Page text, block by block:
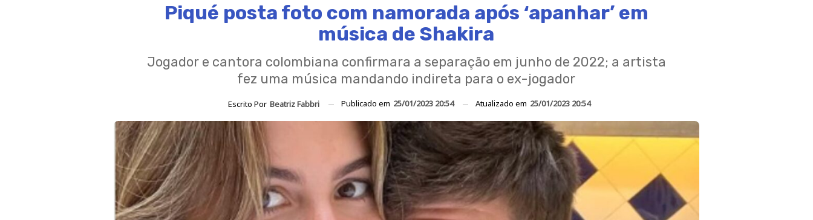
Piqué posta foto com namorada após ‘apanhar’ em
música de Shakira
Jogador e cantora colombiana confirmara a separação em junho de 2022; a artista
fez uma música mandando indireta para o ex-jogador
Escrito Por Beatriz Fabbri Publicado em 25/01/2023 20:54 Atualizado em 25/01/2023 20:54